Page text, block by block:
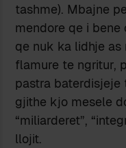
tashme). Mbajne
mendore qe i
qe nuk ka lidhje
flamure te ngritur,
pastra baterdisjeje
gjithe kjo mesele
“miliarderet”,
llojit.